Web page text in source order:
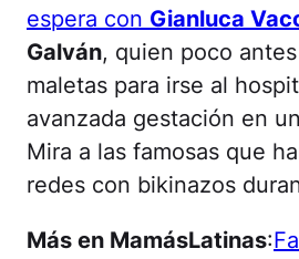
espera con Gianluca
Galván, quien poco
maletas para irse al
avanzada gestación en
Mira a las famosas que
redes con bikinazos
Más en MamásLatinas: